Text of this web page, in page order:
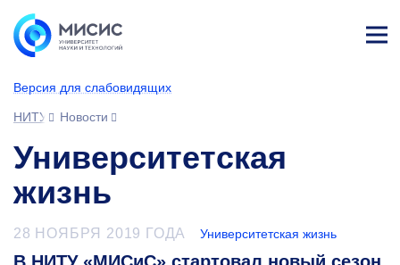
Версия для слабовидящих
НИТУ МИСИС
Новости
Университетская
жизнь
28 НОЯБРЯ 2019 ГОДА Университетская жизнь